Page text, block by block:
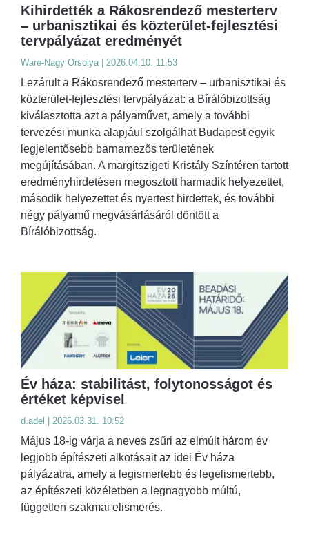
Kihirdették a Rákosrendező mesterterv
– urbanisztikai és közterület-fejlesztési
tervpályázat eredményét
Ware-Nagy Orsolya | 2026.04.10. 11:53
Lezárult a Rákosrendező mesterterv – urbanisztikai és
közterület-fejlesztési tervpályázat: a Bírálóbizottság
kiválasztotta azt a pályaművet, amely a további
tervezési munka alapjául szolgálhat Budapest egyik
legjelentősebb barnamezős területének
megújításában. A margitszigeti Kristály Színtéren tartott
eredményhirdetésen megosztott harmadik helyezettet,
második helyezettet és nyertest hirdettek, és további
négy pályamű megvásárlásáról döntött a
Bírálóbizottság.
Év háza: stabilitást, folytonosságot és
értéket képvisel
d.adel | 2026.03.31. 10:52
Május 18-ig várja a neves zsűri az elmúlt három év
legjobb építészeti alkotásait az idei Év háza
pályázatra, amely a legismertebb és legelismertebb,
az építészeti közéletben a legnagyobb múltú,
független szakmai elismerés.